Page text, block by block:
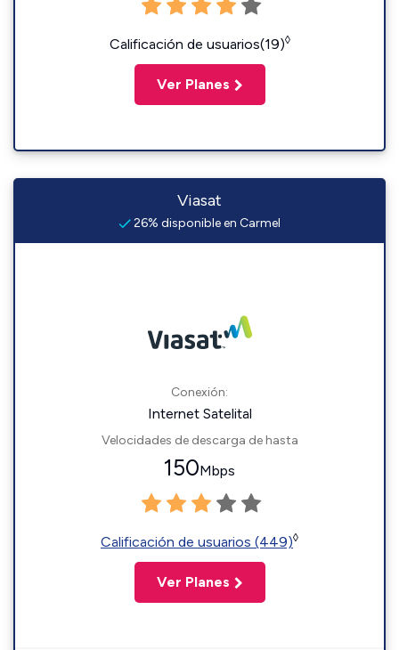
Calificación de usuarios(19)◊
Ver Planes
Viasat
26% disponible en Carmel
Conexión:
Internet Satelital
Velocidades de descarga de hasta
150Mbps
Calificación de usuarios (449)◊
Ver Planes